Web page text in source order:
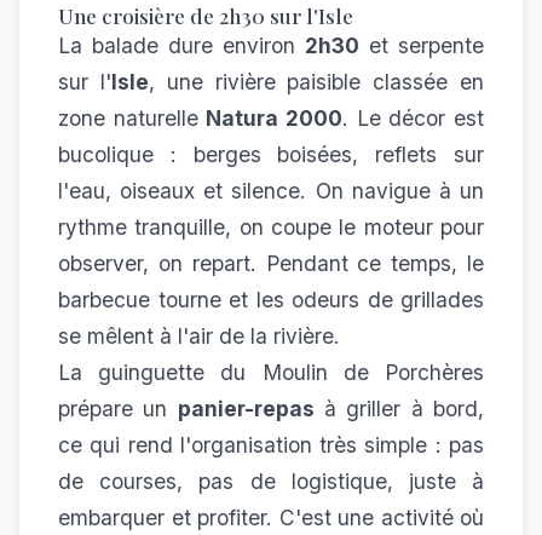
Une croisière de 2h30 sur l'Isle
La balade dure environ 2h30 et serpente
sur l'Isle, une rivière paisible classée en
zone naturelle Natura 2000. Le décor est
bucolique : berges boisées, reflets sur
l'eau, oiseaux et silence. On navigue à un
rythme tranquille, on coupe le moteur pour
observer, on repart. Pendant ce temps, le
barbecue tourne et les odeurs de grillades
se mêlent à l'air de la rivière.
La guinguette du Moulin de Porchères
prépare un panier-repas à griller à bord,
ce qui rend l'organisation très simple : pas
de courses, pas de logistique, juste à
embarquer et profiter. C'est une activité où